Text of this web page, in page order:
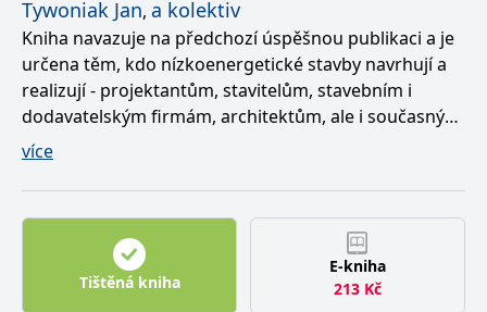
Tywoniak Jan, a kolektiv
Kniha navazuje na předchozí úspěšnou publikaci a je
určena těm, kdo nízkoenergetické stavby navrhují a
realizují - projektantům, stavitelům, stavebním i
dodavatelským firmám, architektům, ale i současným
či budoucím uživatelům těchto budov (investorům). S
přináší nejnovější poznatky a hodnocení z této
oblasti. Publikace v první části připomíná obecné
souvislosti, kategorie a klasifikace NED, technické
prvky a proces navrhování. Významnou a očekávanou
částí knihy jsou komentované příklady, v nichž se
více
Tištěná kniha
E-kniha
213 Kč